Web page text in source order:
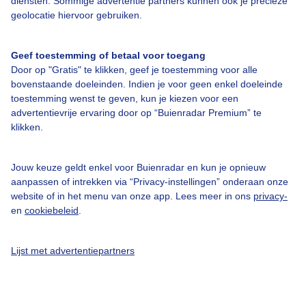
geolocatie hiervoor gebruiken.
Geef toestemming of betaal voor toegang
Door op "Gratis" te klikken, geef je toestemming voor alle
bovenstaande doeleinden. Indien je voor geen enkel doeleinde
toestemming wenst te geven, kun je kiezen voor een
advertentievrije ervaring door op “Buienradar Premium” te
klikken.
Jouw keuze geldt enkel voor Buienradar en kun je opnieuw
aanpassen of intrekken via “Privacy-instellingen” onderaan onze
website of in het menu van onze app. Lees meer in ons privacy-
en cookiebeleid
Lijst met advertentiepartners
Veelgestelde vragen
Toegankelijkheid
Adverteren
Cookie beleid
Privacy instellingen